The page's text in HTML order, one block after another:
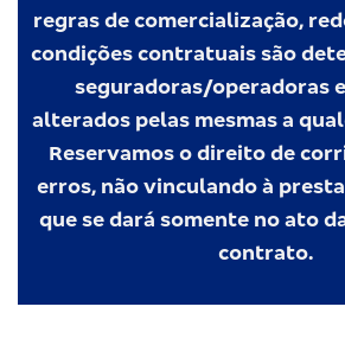
regras de comercialização,
condições contratuais são
seguradoras/operadoras
alterados pelas mesmas a
Reservamos o direito de
erros, não vinculando à
que se dará somente no ato
contrato.